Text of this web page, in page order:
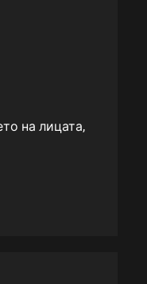
на лицата,